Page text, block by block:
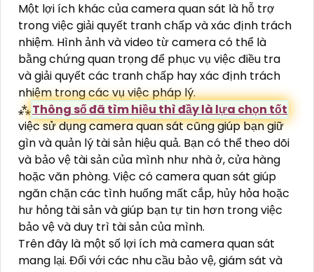
Một lợi ích khác của camera quan sát là hỗ trợ
trong việc giải quyết tranh chấp và xác định trách
nhiệm. Hình ảnh và video từ camera có thể là
bằng chứng quan trọng để phục vụ việc điều tra
và giải quyết các tranh chấp hay xác định trách
nhiệm trong các vụ việc pháp lý.
⁂Thông số đã tìm hiều thì đầy là lựa chọn tốt
việc sử dụng camera quan sát cũng giúp bạn giữ
gìn và quản lý tài sản hiệu quả. Bạn có thể theo dõi
và bảo vệ tài sản của mình như nhà ở, cửa hàng
hoặc văn phòng. Việc có camera quan sát giúp
ngăn chặn các tình huống mất cắp, hủy hỏa hoặc
hư hỏng tài sản và giúp bạn tự tin hơn trong việc
bảo vệ và duy trì tài sản của mình.
Trên đây là một số lợi ích mà camera quan sát
mang lại. Đối với các nhu cầu bảo vệ, giám sát và